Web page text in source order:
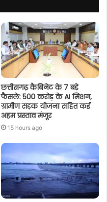
छत्तीसगढ़ कैबिनेट के 7 बड़े
फैसले: 500 करोड़ के AI मिशन,
ग्रामीण सड़क योजना सहित कई
अहम प्रस्ताव मंजूर
15 hours ago